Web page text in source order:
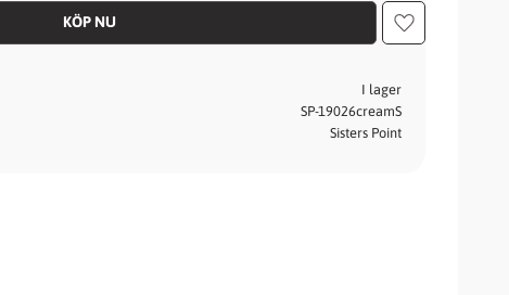
Lägg till i
I lager
SP-19026creamS
Sisters Point